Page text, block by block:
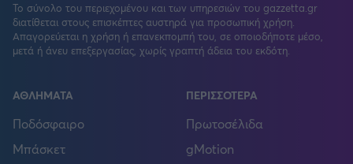
Το σύνολο του περιεχομένου και των υπηρεσιών του gazzetta.gr
διατίθεται στους επισκέπτες αυστηρά για προσωπική χρήση.
Απαγορεύεται η χρήση ή επανεκπομπή του, σε οποιοδήποτε μέσο,
μετά ή άνευ επεξεργασίας, χωρίς γραπτή άδεια του εκδότη.
ΑΘΛΗΜΑΤΑ
Ποδόσφαιρο
Μπάσκετ
ΠΕΡΙΣΣΟΤΕΡΑ
Πρωτοσέλιδα
gMotion